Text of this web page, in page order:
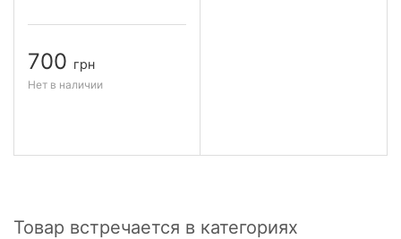
700 грн
Нет в наличии
Товар встречается в категориях